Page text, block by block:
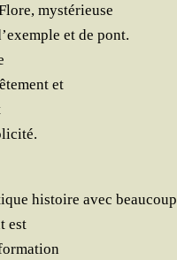
mystérieuse
et de pont.
et
his­toire avec beaucoup
est